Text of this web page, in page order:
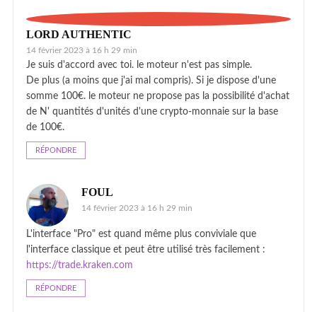
LORD AUTHENTIC
14 février 2023 à 16 h 29 min
Je suis d'accord avec toi. le moteur n'est pas simple.
De plus (a moins que j'ai mal compris). Si je dispose d'une
somme 100€. le moteur ne propose pas la possibilité d'achat
de N' quantités d'unités d'une crypto-monnaie sur la base
de 100€.
RÉPONDRE
FOUL
14 février 2023 à 16 h 29 min
L'interface "Pro" est quand même plus conviviale que
l'interface classique et peut être utilisé très facilement :
https://trade.kraken.com
RÉPONDRE